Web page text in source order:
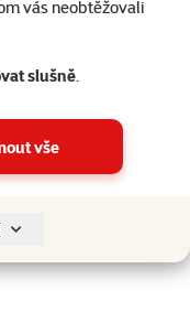
vás neobtěžovali
slušně.
vše